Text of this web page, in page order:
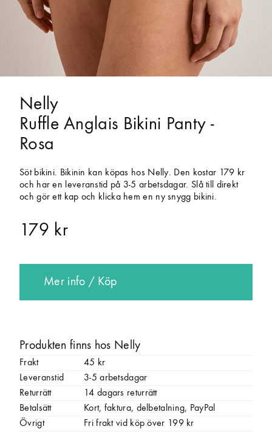
Nelly
Ruffle Anglais Bikini Panty -
Rosa
Söt bikini. Bikinin kan köpas hos Nelly. Den kostar 179 kr
och har en leveranstid på 3-5 arbetsdagar. Slå till direkt
och gör ett kap och klicka hem en ny snygg bikini.
179 kr
Mer info / Köp
Produkten finns hos Nelly
Frakt
45 kr
Leveranstid
3-5 arbetsdagar
Returrätt
14 dagars returrätt
Betalsätt
Kort, faktura, delbetalning, PayPal
Övrigt
Fri frakt vid köp över 199 kr